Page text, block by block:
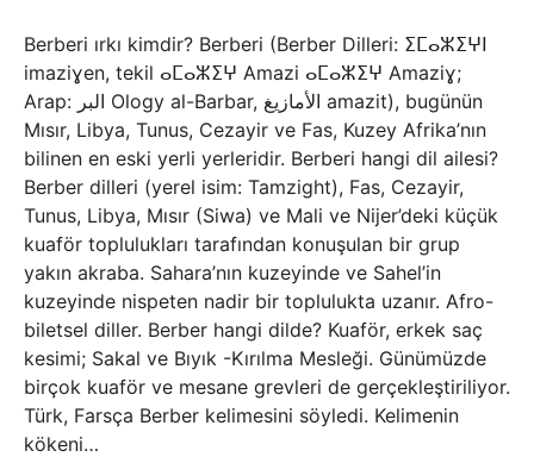
Berberi ırkı kimdir? Berberi (Berber Dilleri: ⵉⵎⴰⵣⵉⵖⵏ
imaziɣen, tekil ⴰⵎⴰⵣⵉⵖ Amazi ⴰⵎⴰⵣⵉⵖ Amaziɣ;
Arap: البر Ology al-Barbar, الأمازيغ amazit), bugünün
Mısır, Libya, Tunus, Cezayir ve Fas, Kuzey Afrika’nın
bilinen en eski yerli yerleridir. Berberi hangi dil ailesi?
Berber dilleri (yerel isim: Tamzight), Fas, Cezayir,
Tunus, Libya, Mısır (Siwa) ve Mali ve Nijer’deki küçük
kuaför toplulukları tarafından konuşulan bir grup
yakın akraba. Sahara’nın kuzeyinde ve Sahel’in
kuzeyinde nispeten nadir bir toplulukta uzanır. Afro-
biletsel diller. Berber hangi dilde? Kuaför, erkek saç
kesimi; Sakal ve Bıyık -Kırılma Mesleği. Günümüzde
birçok kuaför ve mesane grevleri de gerçekleştiriliyor.
Türk, Farsça Berber kelimesini söyledi. Kelimenin
kökeni…